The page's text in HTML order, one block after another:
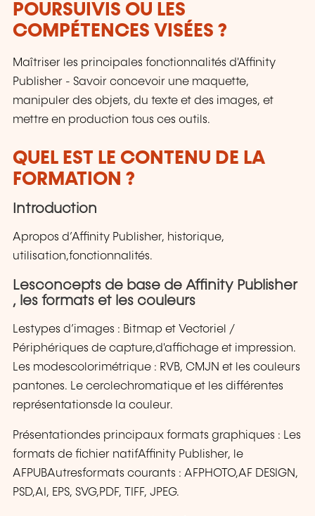
POURSUIVIS OU LES
COMPÉTENCES VISÉES ?
Maîtriser les principales fonctionnalités d'Affinity
Publisher - Savoir concevoir une maquette,
manipuler des objets, du texte et des images, et
mettre en production tous ces outils.
QUEL EST LE CONTENU DE LA
FORMATION ?
Introduction
Apropos d’Affinity Publisher, historique,
utilisation,fonctionnalités.
Lesconcepts de base de Affinity Publisher
, les formats et les couleurs
Lestypes d’images : Bitmap et Vectoriel /
Périphériques de capture,d'affichage et impression.
Les modescolorimétrique : RVB, CMJN et les couleurs
pantones. Le cerclechromatique et les différentes
représentationsde la couleur.
Présentationdes principaux formats graphiques : Les
formats de fichier natifAffinity Publisher, le
AFPUBAutresformats courants : AFPHOTO,AF DESIGN,
PSD,AI, EPS, SVG,PDF, TIFF, JPEG.